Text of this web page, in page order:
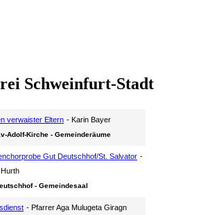
Schweinfurt-Stadt
verwaister Eltern Karin Bayer
Adolf-Kirche - Gemeinderäume
Gut Deutschhof/St. Salvator
- Gemeindesaal
Pfarrer Aga Mulugeta Giragn